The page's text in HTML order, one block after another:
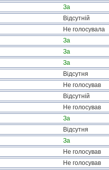
За
Відсутній
Не голосувала
За
За
За
Відсутня
Не голосував
Відсутній
Не голосував
За
Відсутня
За
Не голосував
Не голосував